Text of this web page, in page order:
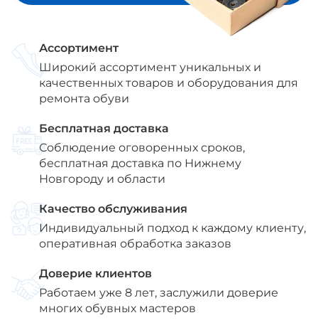
Ассортимент
Широкий ассортимент уникальных и
качественных товаров и оборудования для
ремонта обуви
Бесплатная доставка
Соблюдение оговоренных сроков,
бесплатная доставка по Нижнему
Новгороду и области
Качество обслуживания
Индивидуальный подход к каждому клиенту,
оперативная обработка заказов
Доверие клиентов
Работаем уже 8 лет, заслужили доверие
многих обувных мастеров